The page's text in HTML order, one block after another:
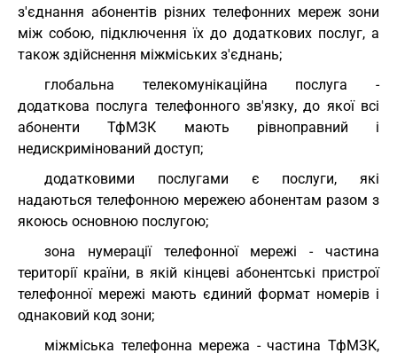
з'єднання абонентів різних телефонних мереж зони
між собою, підключення їх до додаткових послуг, а
також здійснення міжміських з'єднань;
глобальна телекомунікаційна послуга -
додаткова послуга телефонного зв'язку, до якої всі
абоненти ТфМЗК мають рівноправний і
недискримінований доступ;
додатковими послугами є послуги, які
надаються телефонною мережею абонентам разом з
якоюсь основною послугою;
зона нумерації телефонної мережі - частина
території країни, в якій кінцеві абонентські пристрої
телефонної мережі мають єдиний формат номерів і
однаковий код зони;
міжміська телефонна мережа - частина ТфМЗК,